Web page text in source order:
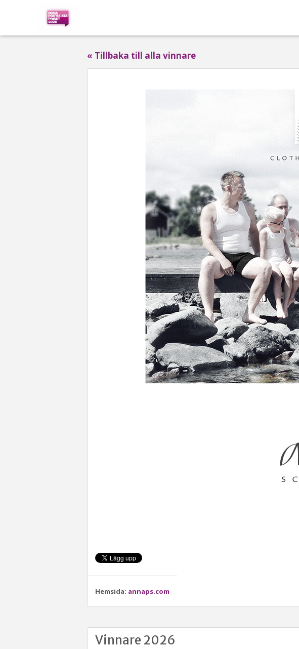
« Tillbaka till alla vinnare
Hemsida: annaps.com
Vinnare 2026